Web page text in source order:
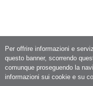
Per offrire informazioni e
questo banner, scorrendo
comunque proseguendo la
informazioni sui cookie e su